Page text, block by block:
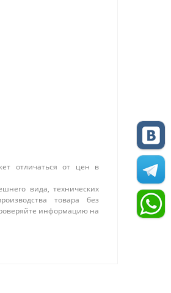
отличаться от цен в
вида, технических
товара без
информацию на